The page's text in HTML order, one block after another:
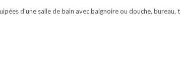
d'une salle de bain avec baignoire ou douche,